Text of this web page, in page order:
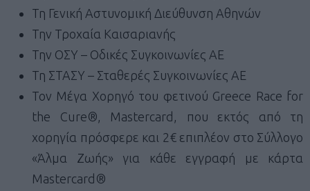
Τη Γενική Αστυνομική Διεύθυνση Αθηνών
Την Τροχαία Καισαριανής
Την ΟΣΥ – Οδικές Συγκοινωνίες ΑΕ
Τη ΣΤΑΣΥ – Σταθερές Συγκοινωνίες ΑΕ
Τον Μέγα Χορηγό του φετινού Greece Race for
the Cure®, Mastercard, που εκτός από τη
χορηγία πρόσφερε και 2€ επιπλέον στο Σύλλογο
«Άλμα Ζωής» για κάθε εγγραφή με κάρτα
Mastercard®